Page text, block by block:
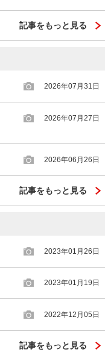
記事をもっと見る
2026年07月31日
2026年07月27日
2026年06月26日
記事をもっと見る
2023年01月26日
2023年01月19日
2022年12月05日
記事をもっと見る